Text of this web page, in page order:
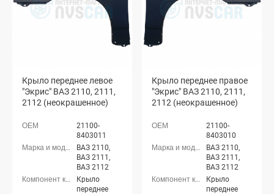
Крыло переднее левое
"Экрис" ВАЗ 2110, 2111,
2112 (неокрашенное)
21100-
8403011
ВАЗ 2110,
ВАЗ 2111,
ВАЗ 2112
Крыло
переднее
Крыло переднее правое
"Экрис" ВАЗ 2110, 2111,
2112 (неокрашенное)
21100-
8403010
ВАЗ 2110,
ВАЗ 2111,
ВАЗ 2112
Крыло
переднее